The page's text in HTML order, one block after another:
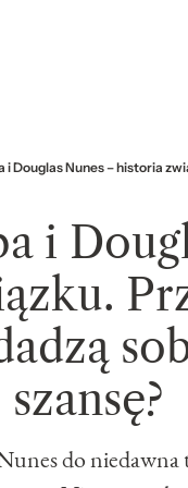
i Douglas Nunes – historia
i
szansę?
do